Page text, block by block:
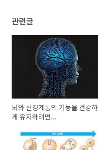
관련글
뇌와 신경계통의 기능을 건강하
게 유지하려면...